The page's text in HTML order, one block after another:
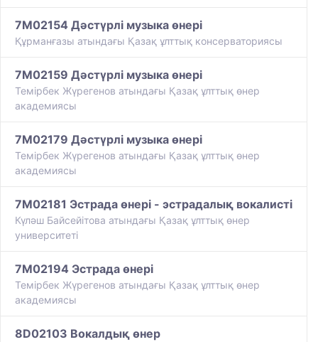
7M02154 Дәстүрлі музыка өнері
Құрманғазы атындағы Қазақ ұлттық консерваториясы
7M02159 Дәстүрлі музыка өнері
Темірбек Жүрегенов атындағы Қазақ ұлттық өнер
академиясы
7M02179 Дәстүрлі музыка өнері
Темірбек Жүрегенов атындағы Қазақ ұлттық өнер
академиясы
7M02181 Эстрада өнері - эстрадалық вокалисті
Күләш Байсейітова атындағы Қазақ ұлттық өнер
университеті
7M02194 Эстрада өнері
Темірбек Жүрегенов атындағы Қазақ ұлттық өнер
академиясы
8D02103 Вокалдық өнер